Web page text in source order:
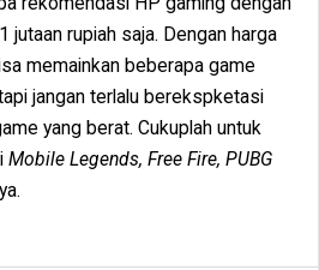
jutaan rupiah saja. Dengan harga
memainkan beberapa game
jangan terlalu berekspketasi
yang berat. Cukuplah untuk
Mobile Legends, Free Fire, PUBG